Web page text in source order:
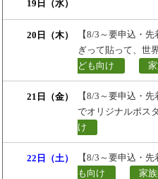
19日（水）
20日（木）
【8/3～要申込・
ぎって貼って、世
ども向け
21日（金）
【8/3～要申込・
でオリジナルポス
け
22日（土） 【8/3～要申込・
も向け
家